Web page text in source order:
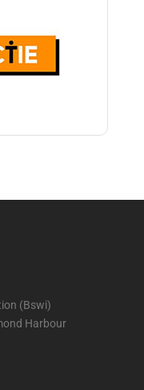
(Bswi)
Harbour